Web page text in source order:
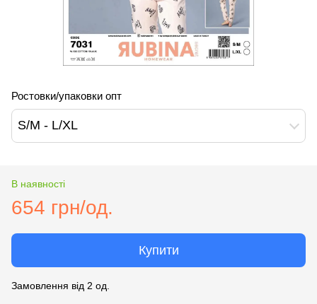
Ростовки/упаковки опт
S/M - L/XL
В наявності
654 грн/од.
Купити
Замовлення від 2 од.